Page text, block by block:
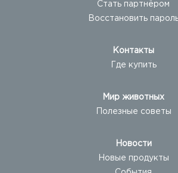
Стать партнёром
Восстановить
Контакты
Где купить
Мир животных
Полезные советы
Новости
Новые продукты